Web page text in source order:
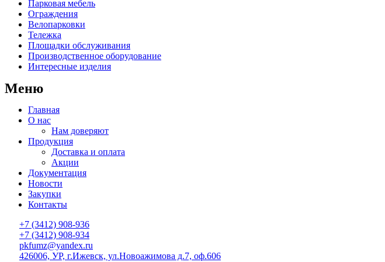
Парковая мебель
Ограждения
Велопарковки
Тележка
Площадки обслуживания
Производственное оборудование
Интересные изделия
Меню
Главная
О нас
Нам доверяют
Продукция
Доставка и оплата
Акции
Документация
Новости
Закупки
Контакты
+7 (3412) 908-936
+7 (3412) 908-934
pkfumz@yandex.ru
426006, УР, г.Ижевск, ул.Новоажимова д.7, оф.606